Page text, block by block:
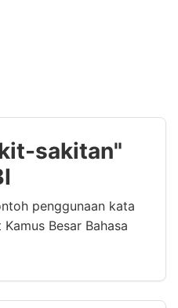
sakitan"
penggunaan kata
Besar Bahasa